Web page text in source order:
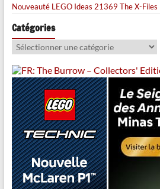
Nouveauté LEGO Ideas 21369 The X-Files
Catégories
Catégories